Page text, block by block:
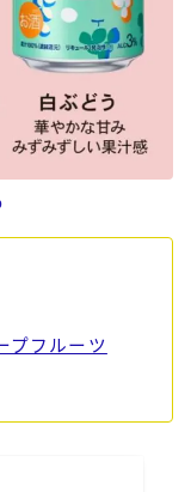
プフルーツ